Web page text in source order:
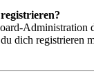
Administration
dich registrieren